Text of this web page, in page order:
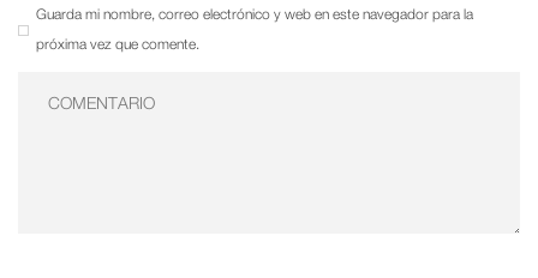
Guarda mi nombre, correo electrónico y web en este navegador para la
próxima vez que comente.